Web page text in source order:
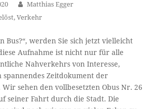
Matthias Egger
,Verkehr
Bus?“, werden Sie sich jetzt vielleicht
Aufnahme ist nicht nur für alle
Nahverkehrs von Interesse,
spannendes Zeitdokument der
sehen den vollbesetzten Obus Nr. 26
seiner Fahrt durch die Stadt. Die